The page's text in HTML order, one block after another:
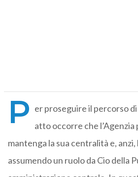
P er proseguire il percorso
atto occorre che l’Agenzia
mantenga la sua centralità e,
assumendo un ruolo da Cio della